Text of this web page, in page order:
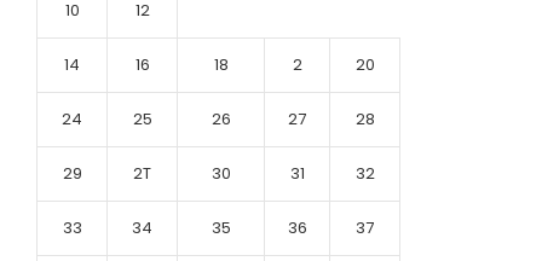
10 12
14 16 18 2 20
24 25 26 27 28
29 2T 30 31 32
33 34 35 36 37